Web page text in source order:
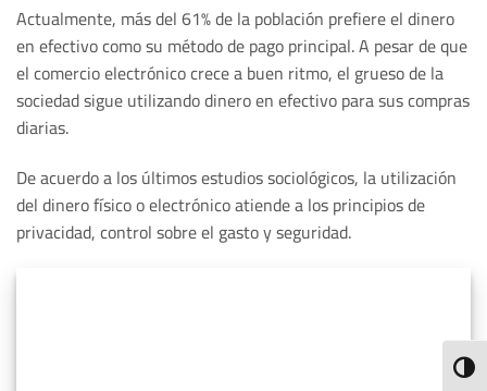
Actualmente, más del 61% de la población prefiere el dinero
en efectivo como su método de pago principal. A pesar de que
el comercio electrónico crece a buen ritmo, el grueso de la
sociedad sigue utilizando dinero en efectivo para sus compras
diarias.
De acuerdo a los últimos estudios sociológicos, la utilización
del dinero físico o electrónico atiende a los principios de
privacidad, control sobre el gasto y seguridad.